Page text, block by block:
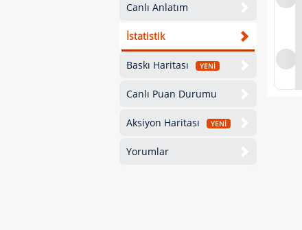
Canlı Anlatım
İstatistik
Baskı Haritası YENİ
Canlı Puan Durumu
Aksiyon Haritası YENİ
Yorumlar